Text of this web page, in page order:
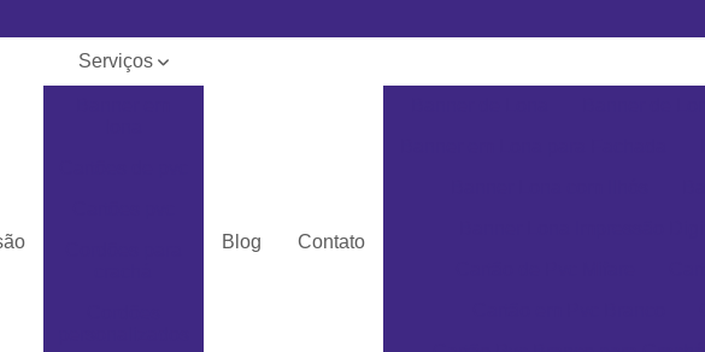
Serviços
Blog Contato